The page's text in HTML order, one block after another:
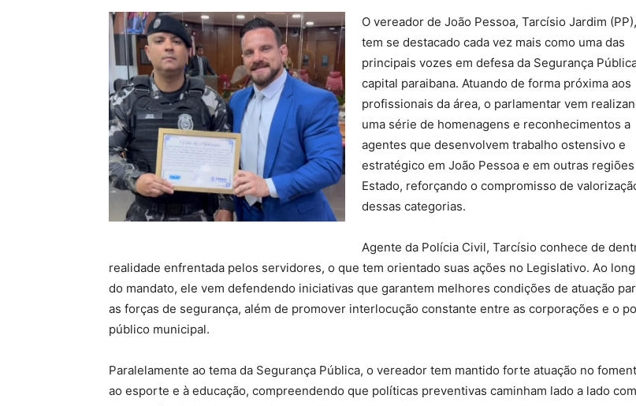
O vereador de João Pessoa, Tarcísio Jardim (PP),
tem se destacado cada vez mais como uma das
principais vozes em defesa da Segurança
capital paraibana. Atuando de forma próxima aos
profissionais da área, o parlamentar vem
uma série de homenagens e reconhecimentos a
agentes que desenvolvem trabalho ostensivo e
estratégico em João Pessoa e em outras
Estado, reforçando o compromisso de
dessas categorias.
Agente da Polícia Civil, Tarcísio conhece de
realidade enfrentada pelos servidores, o que tem orientado suas ações no Legislativo. Ao
do mandato, ele vem defendendo iniciativas que garantem melhores condições de atuação
as forças de segurança, além de promover interlocução constante entre as corporações e o
público municipal.
Paralelamente ao tema da Segurança Pública, o vereador tem mantido forte atuação no
ao esporte e à educação, compreendendo que políticas preventivas caminham lado a lado